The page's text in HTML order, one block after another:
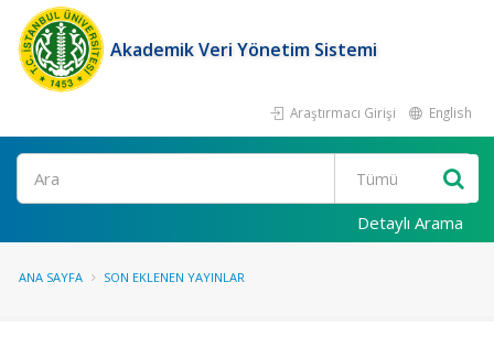
Akademik Veri Yönetim Sistemi
Araştırmacı Girişi English
Ara
Detaylı Arama
ANA SAYFA SON EKLENEN YAYINLAR